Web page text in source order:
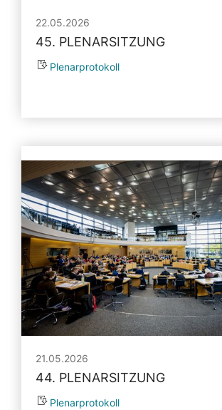
22.05.2026
45. PLENARSITZUNG
Plenarprotokoll
21.05.2026
44. PLENARSITZUNG
Plenarprotokoll